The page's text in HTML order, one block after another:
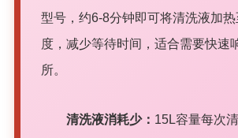
型号，约6-8分钟即可将清洗液加
度，减少等待时间，适合需要快速
所。
清洗液消耗少： 15L容量每次